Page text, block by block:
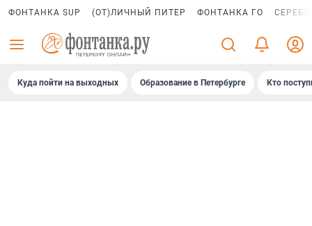
ФОНТАНКА SUP (ОТ)ЛИЧНЫЙ ПИТЕР ФОНТАНКА ГО
Куда пойти на выходных Образование в Петербурге Кто